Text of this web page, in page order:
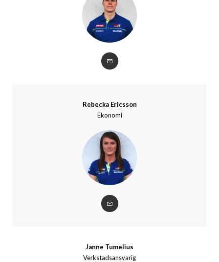
Rebecka Ericsson
Ekonomi
Janne Tumelius
Verkstadsansvarig